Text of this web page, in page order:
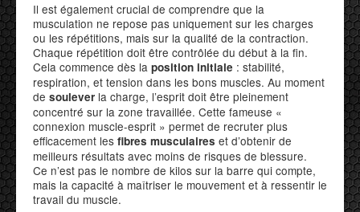
Il est également crucial de comprendre que la
musculation ne repose pas uniquement sur les charges
ou les répétitions, mais sur la qualité de la contraction.
Chaque répétition doit être contrôlée du début à la fin.
Cela commence dès la position initiale : stabilité,
respiration, et tension dans les bons muscles. Au moment
de soulever la charge, l’esprit doit être pleinement
concentré sur la zone travaillée. Cette fameuse «
connexion muscle-esprit » permet de recruter plus
efficacement les fibres musculaires et d’obtenir de
meilleurs résultats avec moins de risques de blessure.
Ce n’est pas le nombre de kilos sur la barre qui compte,
mais la capacité à maîtriser le mouvement et à ressentir le
travail du muscle.